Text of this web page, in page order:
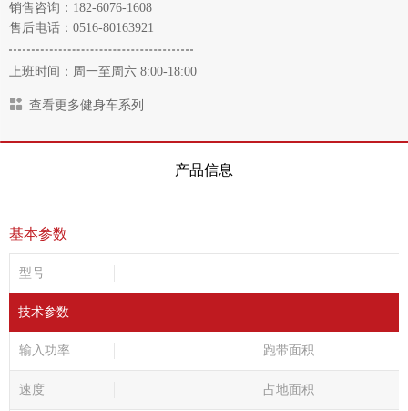
销售咨询：182-6076-1608
售后电话：0516-80163921
上班时间：周一至周六 8:00-18:00
查看更多健身车系列
产品信息
基本参数
型号
技术参数
输入功率 跑带面积
速度 占地面积